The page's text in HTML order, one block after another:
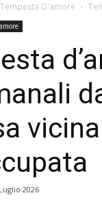
Tempesta D'amore
2026